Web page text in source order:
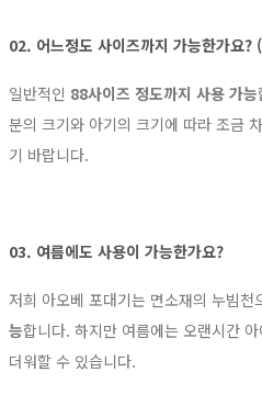
02. 어느정도 사이즈까지 가능한가요?
일반적인 88사이즈 정도까지 사용 가능
분의 크기와 아기의 크기에 따라 조금
기 바랍니다.
03. 여름에도 사용이 가능한가요?
저희 아오베 포대기는 면소재의 누빔천
능합니다. 하지만 여름에는 오랜시간
더워할 수 있습니다.